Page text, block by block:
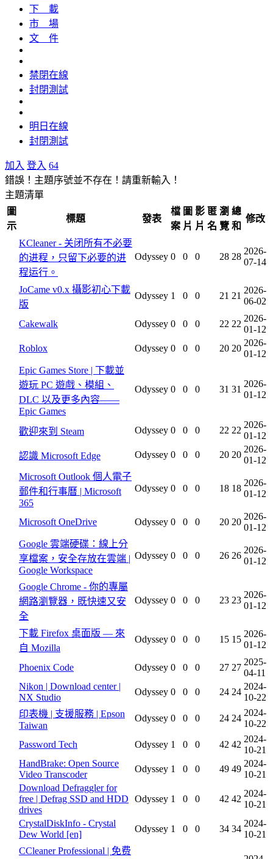
下 載
市 場
文 件
禁閉在線
封閉測試
明日在線
封閉測試
加入 登入 64
錯誤！主題序號並不存在！請重新輸入！
主題清單
圖
示
標題 發表
檔
案
圖
片
影
片
匿
名
瀏
覽
總
和
修改
KCleaner - 关闭所有不必要
的进程，只留下必要的进
程运行。
Odyssey 0 0 0 28 28
2026-
07-14
JoCame v0.x 攝影初心下載
版
Odyssey 1 0 0 21 21
2026-
06-02
Cakewalk Odyssey 0 0 0 22 22
2026-
01-12
Roblox
Odyssey 0 0 0 20 20
2026-
01-12
Epic Games Store | 下載並
遊玩 PC 遊戲、模組、
DLC 以及更多內容——
Epic Games
Odyssey 0 0 0 31 31
2026-
01-12
歡迎來到 Steam Odyssey 0 0 0 22 22
2026-
01-12
認識 Microsoft Edge
Odyssey 0 0 0 20 20
2026-
01-12
Microsoft Outlook 個人電子
郵件和行事曆 | Microsoft
365
Odyssey 0 0 0 18 18
2026-
01-12
Microsoft OneDrive Odyssey 0 0 0 20 20
2026-
01-12
Google 雲端硬碟：線上分
享檔案，安全存放在雲端 |
Google Workspace
Odyssey 0 0 0 26 26
2026-
01-12
Google Chrome - 你的專屬
網路瀏覽器，既快速又安
全
Odyssey 0 0 0 23 23
2026-
01-12
下載 Firefox 桌面版 — 來
自 Mozilla
Odyssey 0 0 0 15 15
2026-
01-12
Phoenix Code Odyssey 0 0 0 27 27
2025-
04-11
Nikon | Download center |
NX Studio
Odyssey 0 0 0 24 24
2024-
10-22
印表機 | 支援服務 | Epson
Taiwan
Odyssey 0 0 0 24 24
2024-
10-22
Password Tech
Odyssey 1 0 0 42 42
2024-
10-21
HandBrake: Open Source
Video Transcoder
Odyssey 1 0 0 49 49
2024-
10-21
Download Defraggler for
free | Defrag SSD and HDD
drives
Odyssey 1 0 0 42 42
2024-
10-21
CrystalDiskInfo - Crystal
Dew World [en]
Odyssey 1 0 0 34 34
2024-
10-21
CCleaner Professional | 免费